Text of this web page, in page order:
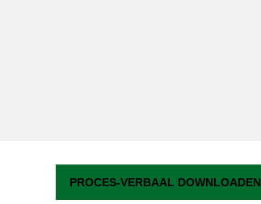
PROCES-VERBAAL DOWNLOADEN